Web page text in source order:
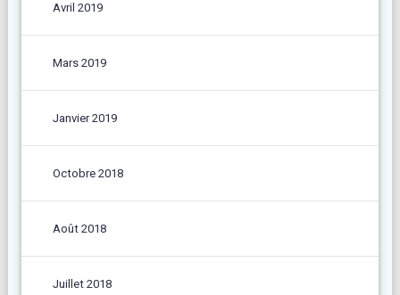
Avril 2019
Mars 2019
Janvier 2019
Octobre 2018
Août 2018
Juillet 2018